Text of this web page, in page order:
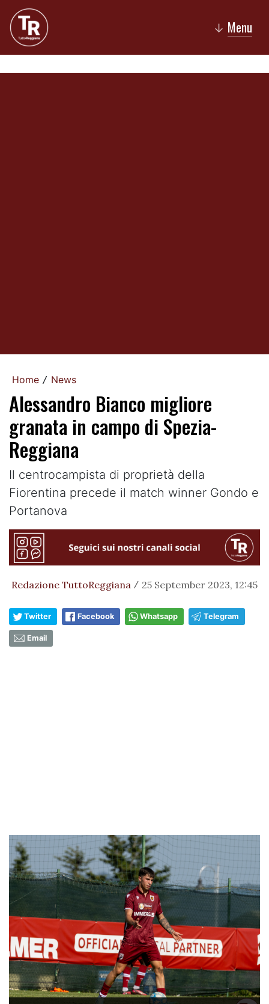
↓ Menu
Home / News
Alessandro Bianco migliore
granata in campo di Spezia-
Reggiana
Il centrocampista di proprietà della
Fiorentina precede il match winner Gondo e
Portanova
Redazione TuttoReggiana / 25 September 2023, 12:45
Twitter Facebook Whatsapp Telegram
Email